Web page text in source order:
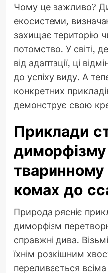
Чому це важливо?
екосистеми,
захищає територію
потомство. У світі,
від адаптації, ці
до успіху виду. А
конкретних
демонструє свою
Приклади
тваринному
комах до
Природа рясніє
диморфізм
справжні дива.
їхнім розкішним
переливається